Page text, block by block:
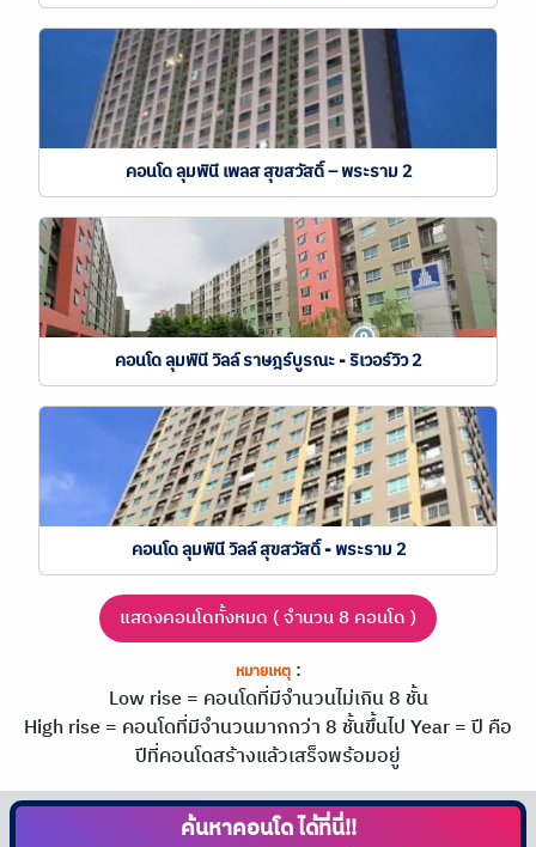
คอนโด ลุมพินี เพลส สุขสวัสดิ์ – พระราม 2
คอนโด ลุมพินี วิลล์ ราษฎร์บูรณะ - ริเวอร์วิว 2
คอนโด ลุมพินี วิลล์ สุขสวัสดิ์ - พระราม 2
แสดงคอนโดทั้งหมด ( จำนวน 8 คอนโด )
หมายเหตุ:
Low rise = คอนโดที่มีจำนวนไม่เกิน 8 ชั้น
High rise = คอนโดที่มีจำนวนมากกว่า 8 ชั้นขึ้นไปYear = ปี คือ
ปีที่คอนโดสร้างแล้วเสร็จพร้อมอยู่
ค้นหาคอนโดได้ที่นี่!!